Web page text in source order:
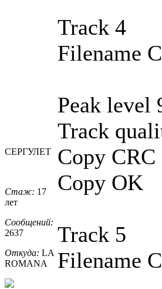
СЕРГУЛЕТ
Стаж: 17
лет
Сообщений:
2637
Откуда: LA
ROMANA
Track 4
Filename
Peak level
Track
Copy
Copy OK
Track 5
Filename